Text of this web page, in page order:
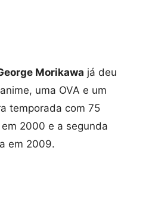
Morikawa já deu
uma OVA e um
temporada com 75
2000 e a segunda
em 2009.